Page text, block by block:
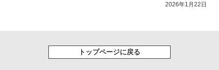
2026年1月22日
トップページに戻る